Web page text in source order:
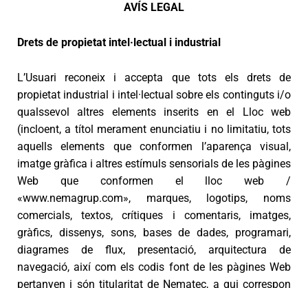
AVÍS LEGAL
Drets de propietat intel·lectual i industrial
L’Usuari reconeix i accepta que tots els drets de
propietat industrial i intel·lectual sobre els continguts i/o
qualssevol altres elements inserits en el Lloc web
(incloent, a títol merament enunciatiu i no limitatiu, tots
aquells elements que conformen l’aparença visual,
imatge gràfica i altres estímuls sensorials de les pàgines
Web que conformen el lloc web /
«www.nemagrup.com», marques, logotips, noms
comercials, textos, crítiques i comentaris, imatges,
gràfics, dissenys, sons, bases de dades, programari,
diagrames de flux, presentació, arquitectura de
navegació, així com els codis font de les pàgines Web
pertanyen i són titularitat de Nematec, a qui correspon